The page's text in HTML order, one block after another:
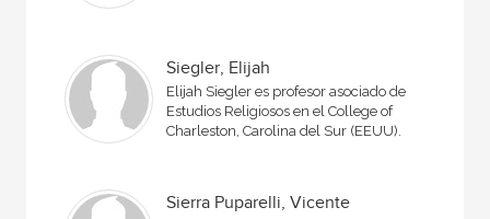
Siegler, Elijah
Elijah Siegler es profesor asociado de
Estudios Religiosos en el College of
Charleston, Carolina del Sur (EEUU).
Sierra Puparelli, Vicente